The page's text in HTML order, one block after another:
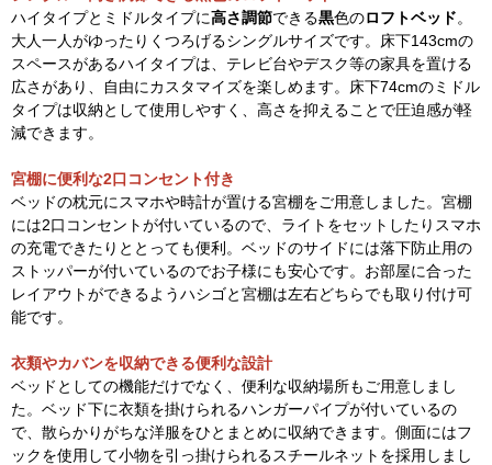
ハイタイプとミドルタイプに高さ調節できる黒色のロフトベッド。
大人一人がゆったりくつろげるシングルサイズです。床下143cmの
スペースがあるハイタイプは、テレビ台やデスク等の家具を置ける
広さがあり、自由にカスタマイズを楽しめます。床下74cmのミドル
タイプは収納として使用しやすく、高さを抑えることで圧迫感が軽
減できます。
宮棚に便利な2口コンセント付き
ベッドの枕元にスマホや時計が置ける宮棚をご用意しました。宮棚
には2口コンセントが付いているので、ライトをセットしたりスマホ
の充電できたりととっても便利。ベッドのサイドには落下防止用の
ストッパーが付いているのでお子様にも安心です。お部屋に合った
レイアウトができるようハシゴと宮棚は左右どちらでも取り付け可
能です。
衣類やカバンを収納できる便利な設計
ベッドとしての機能だけでなく、便利な収納場所もご用意しまし
た。ベッド下に衣類を掛けられるハンガーパイプが付いているの
で、散らかりがちな洋服をひとまとめに収納できます。側面にはフ
ックを使用して小物を引っ掛けられるスチールネットを採用しまし